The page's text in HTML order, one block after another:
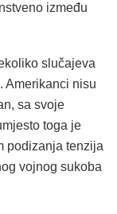
između
slučajeva
Amerikanci nisu
sa svoje
toga je
podizanja tenzija
vojnog sukoba